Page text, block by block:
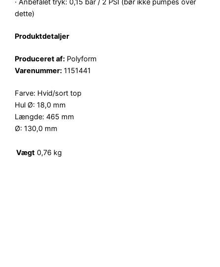
· Anbefalet tryk: 0,15 bar / 2 PSI (bør ikke pumpes over
dette)
Produktdetaljer
Produceret af: Polyform
Varenummer: 1151441
Farve: Hvid/sort top
Hul Ø: 18,0 mm
Længde: 465 mm
Ø: 130,0 mm
Vægt 0,76 kg